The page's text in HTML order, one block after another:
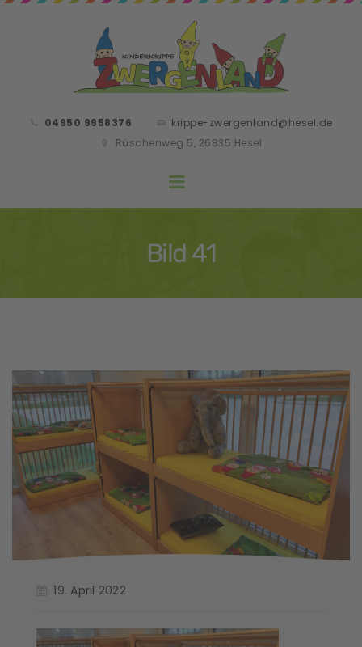
04950 9958376
krippe-zwergenland@hesel.de
Rüschenweg 5, 26835 Hesel
Bild 41
19. April 2022